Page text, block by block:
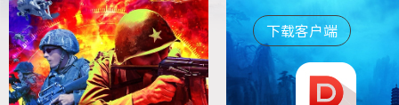
下载客户端